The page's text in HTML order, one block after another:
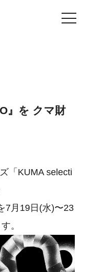
』を クマ財
「KUMA selecti
7月19日(水)〜23
。